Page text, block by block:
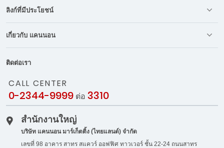
ลิงก์ที่มีประโยชน์
เกี่ยวกับ แคนนอน
ติดต่อเรา
CALL CENTER
0-2344-9999 ต่อ 3310
สำนักงานใหญ่
บริษัท แคนนอน มาร์เก็ตติ้ง (ไทยแลนด์) จำกัด
เลขที่ 98 อาคาร สาทร สแควร์ ออฟฟิศ ทาวเวอร์ ชั้น 22-24 ถนนสาทร